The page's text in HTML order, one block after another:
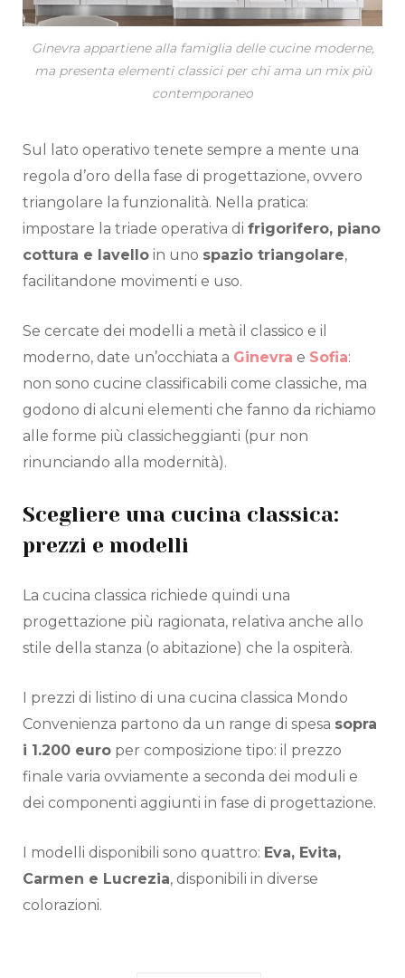
Ginevra appartiene alla famiglia delle cucine moderne,
ma presenta elementi classici per chi ama un mix più
contemporaneo
Sul lato operativo tenete sempre a mente una
regola d’oro della fase di progettazione, ovvero
triangolare la funzionalità. Nella pratica:
impostare la triade operativa di frigorifero, piano
cottura e lavello in uno spazio triangolare,
facilitandone movimenti e uso.
Se cercate dei modelli a metà il classico e il
moderno, date un’occhiata a Ginevra e Sofia:
non sono cucine classificabili come classiche, ma
godono di alcuni elementi che fanno da richiamo
alle forme più classicheggianti (pur non
rinunciando alla modernità).
Scegliere una cucina classica:
prezzi e modelli
La cucina classica richiede quindi una
progettazione più ragionata, relativa anche allo
stile della stanza (o abitazione) che la ospiterà.
I prezzi di listino di una cucina classica Mondo
Convenienza partono da un range di spesa sopra
i 1.200 euro per composizione tipo: il prezzo
finale varia ovviamente a seconda dei moduli e
dei componenti aggiunti in fase di progettazione.
I modelli disponibili sono quattro: Eva, Evita,
Carmen e Lucrezia, disponibili in diverse
colorazioni.